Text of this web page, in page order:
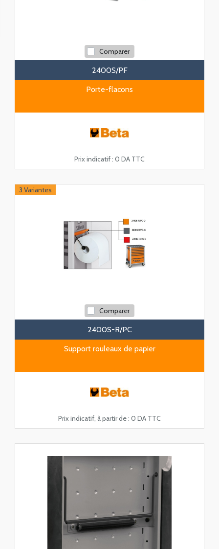
Comparer
2400S/PF
Porte-flacons
Prix indicatif : 0 DA TTC
3 Variantes
Comparer
2400S-R/PC
Support rouleaux de papier
Prix indicatif, à partir de : 0 DA TTC